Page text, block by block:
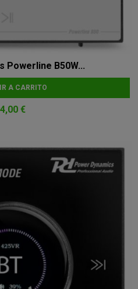
Powerline B50W...
A CARRITO
€